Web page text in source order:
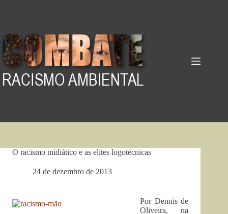
O racismo midiático e as elites logotécnicas
24 de dezembro de 2013
Por Dennis de
Oliveira, na